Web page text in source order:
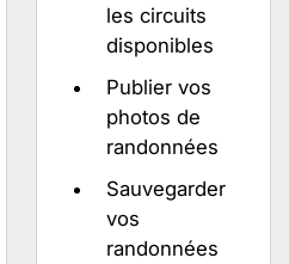
les circuits
disponibles
Publier vos
photos de
randonnées
Sauvegarder
vos
randonnées